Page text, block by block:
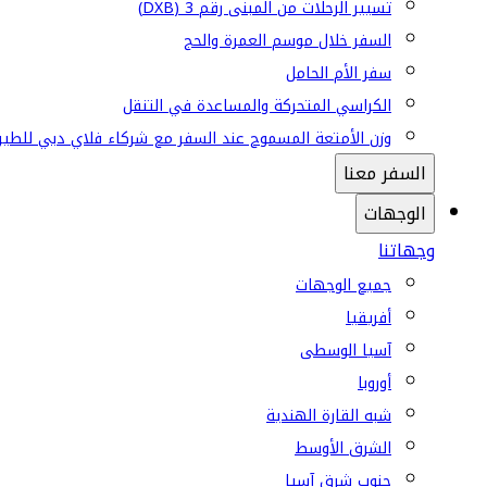
تسيير الرحلات من المبنى رقم 3 (DXB)
السفر خلال موسم العمرة والحج
سفر الأم الحامل
الكراسي المتحركة والمساعدة في التنقل
وزن الأمتعة المسموح عند السفر مع شركاء فلاي دبي
السفر معنا
الوجهات
وجهاتنا
جميع الوجهات
أفريقيا
آسيا الوسطى
أوروبا
شبه القارة الهندية
الشرق الأوسط
جنوب شرق آسيا